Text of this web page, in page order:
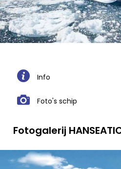
Info
Foto's schip
Fotogalerij